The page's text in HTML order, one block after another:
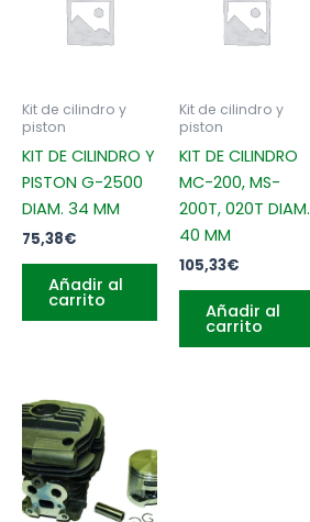
BC3410,
Kit de cilindro y
piston
KIT DE CILINDRO Y
PISTON G-2500
DIAM. 34 MM
75,38€
Añadir al
carrito
Kit de cilindro y
piston
KIT DE CILINDRO
MC-200, MS-
200T, 020T DIAM.
40 MM
105,33€
Añadir al
carrito